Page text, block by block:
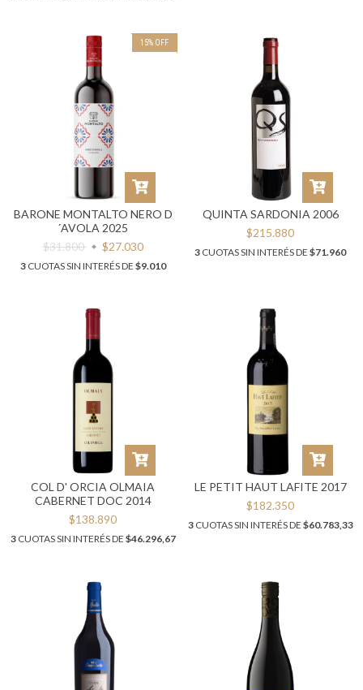
15% OFF
BARONE MONTALTO NERO D
´AVOLA 2025
$31.800
$27.030
3CUOTAS SIN INTERÉS DE $9.010
QUINTA SARDONIA 2006
$215.880
3 CUOTAS SIN INTERÉS DE $71.960
COL D' ORCIA OLMAIA
CABERNET DOC 2014
$138.890
3CUOTAS SIN INTERÉS DE $46.296,67
LE PETIT HAUT LAFITE 2017
$182.350
3CUOTAS SIN INTERÉS DE $60.783,33